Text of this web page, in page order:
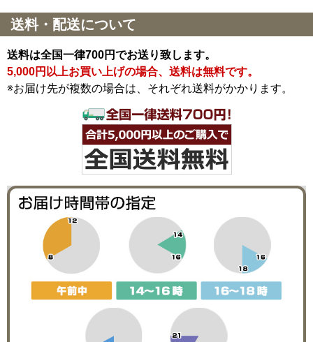
送料・配送について
送料は全国一律700円でお送り致します。
5,000円以上お買い上げの場合、送料は無料です。
※お届け先が複数の場合は、それぞれ送料がかかります。